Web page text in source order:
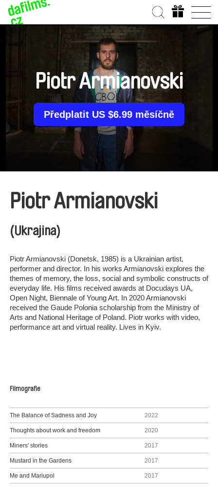
Piotr Armianovski
Předplatit US $6.99 měsíčně
Piotr Armianovski
(Ukrajina)
Piotr Armianovski (Donetsk, 1985) is a Ukrainian artist,
performer and director. In his works Armianovski explores the
themes of memory, the loss, social and symbolic constructs of
everyday life. His films received awards at Docudays UA,
Open Night, Biennale of Young Art. In 2020 Armianovski
received the Gaude Polonia scholarship from the Ministry of
Arts and National Heritage of Poland. Piotr works with video,
performance art and virtual reality. Lives in Kyiv.
Filmografie
The Balance of Sadness and Joy 2022
Thoughts about work and freedom 2020
Miners' stories 2017
Mus­tard in the Gar­dens 2017
Me and Mariupol 2017